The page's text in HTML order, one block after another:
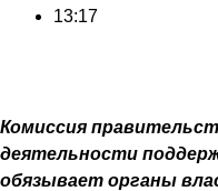
13:17
Комиссия
деятельности
обязывает органы